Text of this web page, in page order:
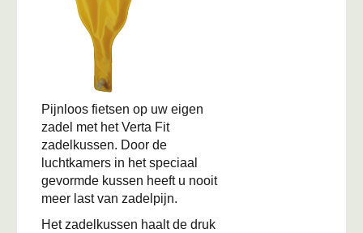
Pijnloos fietsen op uw eigen
zadel met het Verta Fit
zadelkussen. Door de
luchtkamers in het speciaal
gevormde kussen heeft u nooit
meer last van zadelpijn.
Het zadelkussen haalt de druk